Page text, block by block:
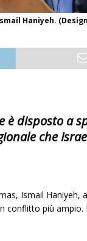
Haniyeh.
è disposto a
che
Ismail Haniyeh,
conflitto più ampio.